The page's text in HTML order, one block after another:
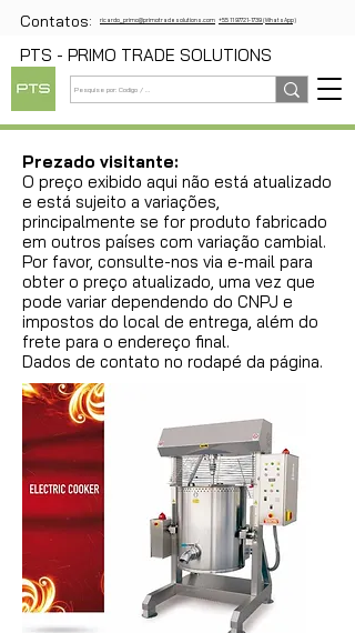
Contatos: ricardo_primo@primotradesolutions.com +55 11 97721-1739 (WhatsApp)
PTS - PRIMO TRADE SOLUTIONS
Prezado visitante:
O preço exibido aqui não está atualizado
e está sujeito a variações,
principalmente se for produto fabricado
em outros países com variação cambial.
Por favor, consulte-nos via e-mail para
obter o preço atualizado, uma vez que
pode variar dependendo do CNPJ e
impostos do local de entrega, além do
frete para o endereço final.
Dados de contato no rodapé da página.